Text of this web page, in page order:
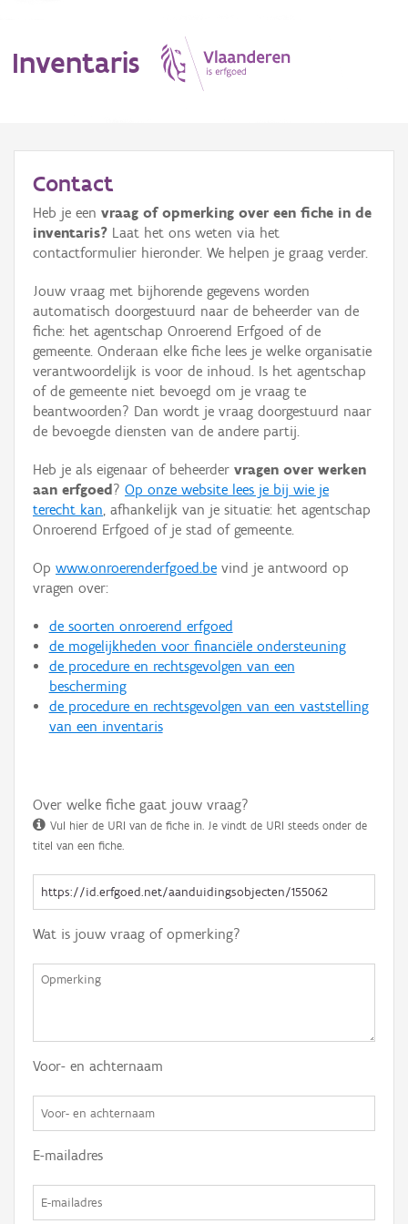
Inventaris
Erfgoedobject
Aanduidingsobject
Waarneming
Thema
Gebeurtenis
Persoon of collectief
Hergebruik
Aanmelden
Contact
Heb je een vraag of opmerking over een fiche in de
inventaris? Laat het ons weten via het
contactformulier hieronder. We helpen je graag verder.
Jouw vraag met bijhorende gegevens worden
automatisch doorgestuurd naar de beheerder van de
fiche: het agentschap Onroerend Erfgoed of de
gemeente. Onderaan elke fiche lees je welke organisatie
verantwoordelijk is voor de inhoud. Is het agentschap
of de gemeente niet bevoegd om je vraag te
beantwoorden? Dan wordt je vraag doorgestuurd naar
de bevoegde diensten van de andere partij.
Heb je als eigenaar of beheerder vragen over werken
aan erfgoed ? Op onze website lees je bij wie je
terecht kan, afhankelijk van je situatie: het agentschap
Onroerend Erfgoed of je stad of gemeente.
Op www.onroerenderfgoed.be vind je antwoord op
vragen over:
de soorten onroerend erfgoed
de mogelijkheden voor financiële ondersteuning
de procedure en rechtsgevolgen van een
bescherming
de procedure en rechtsgevolgen van een vaststelling
van een inventaris
Over welke fiche gaat jouw vraag?
Vul hier de URI van de fiche in. Je vindt de URI steeds onder de
titel van een fiche.
Wat is jouw vraag of opmerking?
Voor- en achternaam
E-mailadres